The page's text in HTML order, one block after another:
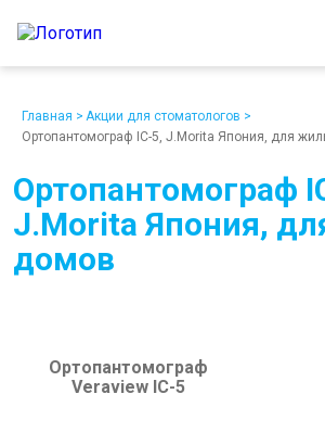
Ежедневно с 9:00 до 19:00
О компании
Главная > Акции для стоматологов >
Ортопантомограф IC-5, J.Morita Япония, для
Ортопантомограф
J.Morita Япония,
домов
Ортопантомограф
Veraview IC-5